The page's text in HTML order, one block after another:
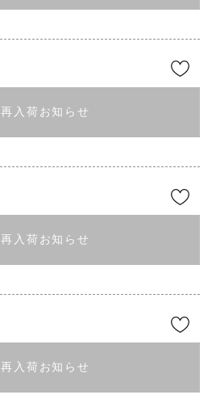
再入荷お知らせ
再入荷お知らせ
再入荷お知らせ